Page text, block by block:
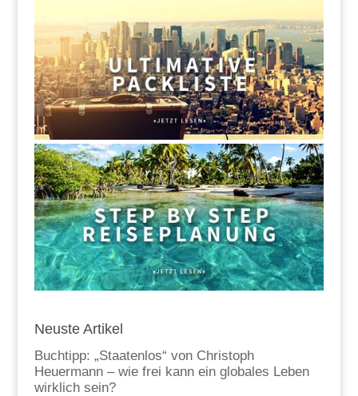
Neuste Artikel
Buchtipp: „Staatenlos“ von Christoph
Heuermann – wie frei kann ein globales Leben
wirklich sein?